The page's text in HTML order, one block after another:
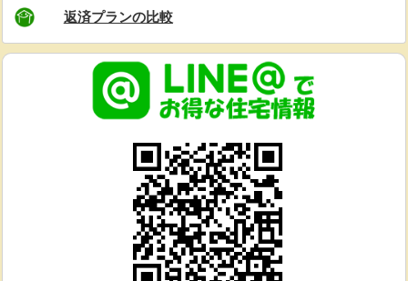
返済プランの比較